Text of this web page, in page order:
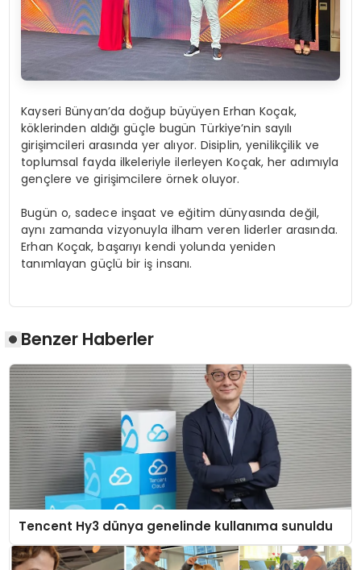
Kayseri Bünyan’da doğup büyüyen Erhan Koçak,
köklerinden aldığı güçle bugün Türkiye’nin sayılı
girişimcileri arasında yer alıyor. Disiplin, yenilikçilik ve
toplumsal fayda ilkeleriyle ilerleyen Koçak, her adımıyla
gençlere ve girişimcilere örnek oluyor.
Bugün o, sadece inşaat ve eğitim dünyasında değil,
aynı zamanda vizyonuyla ilham veren liderler arasında.
Erhan Koçak, başarıyı kendi yolunda yeniden
tanımlayan güçlü bir iş insanı.
Benzer Haberler
Tencent Hy3 dünya genelinde kullanıma sunuldu